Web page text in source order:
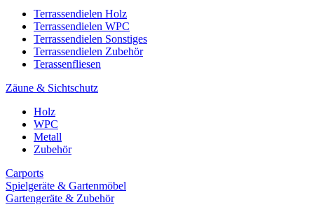
Terrassendielen Holz
Terrassendielen WPC
Terrassendielen Sonstiges
Terrassendielen Zubehör
Terassenfliesen
Zäune & Sichtschutz
Holz
WPC
Metall
Zubehör
Carports
Spielgeräte & Gartenmöbel
Gartengeräte & Zubehör